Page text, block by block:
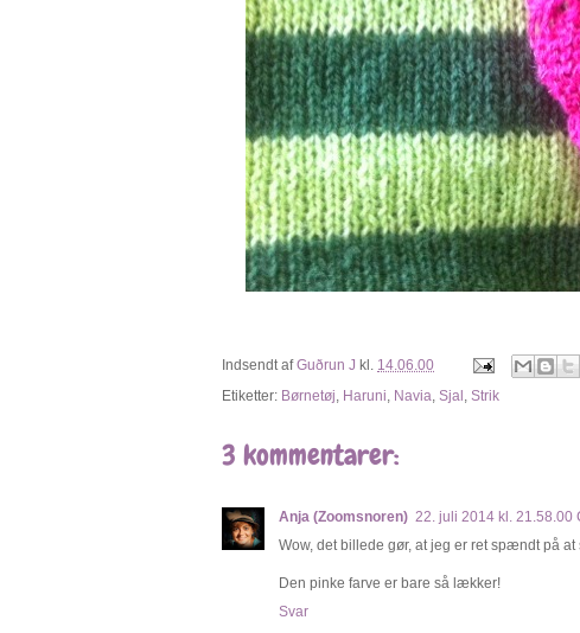
Indsendt afGuðrun J kl. 14.06.00
Etiketter: Børnetøj Haruni Navia Sjal Strik
3 kommentarer:
Anja (Zoomsnoren) 22. juli 2014 kl. 21.58.00
Wow, det billede gør, at jeg er ret spændt på at
Den pinke farve er bare så lækker!
Svar